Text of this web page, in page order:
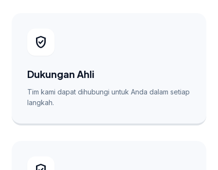
verified_user
Dukungan Ahli
Tim kami dapat dihubungi untuk Anda dalam setiap
langkah.